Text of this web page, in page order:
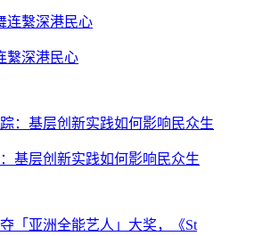
繫深港民心
基层创新实践如何影响民众生